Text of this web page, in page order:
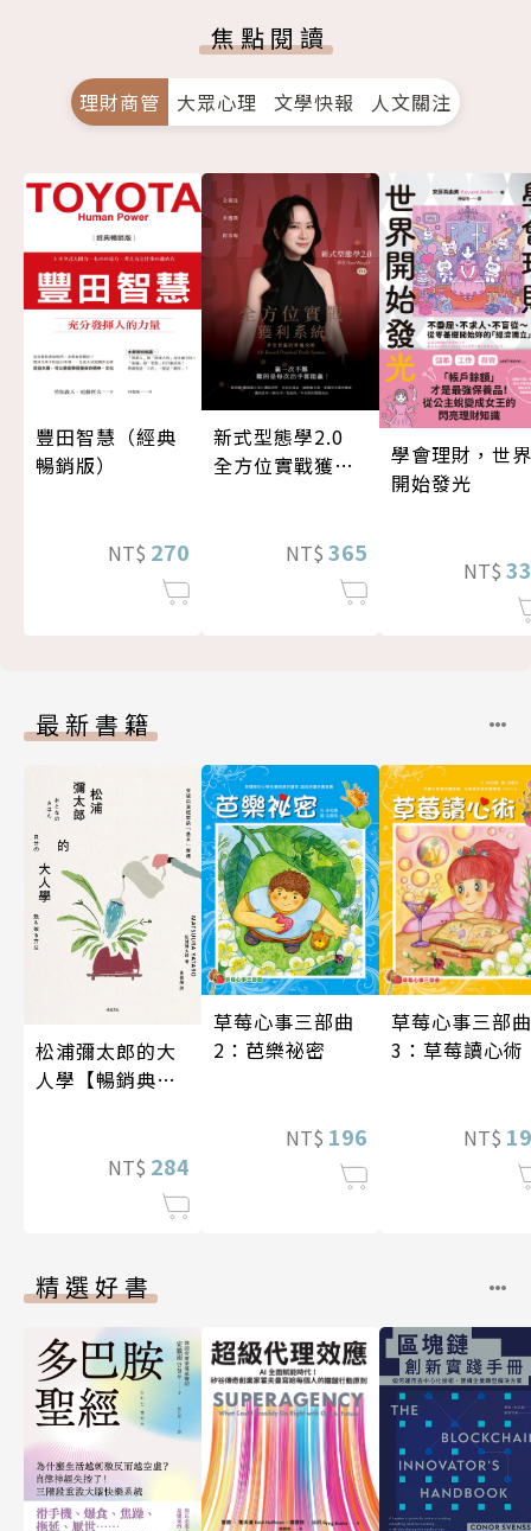
焦點閱讀
理財商管 大眾心理 文學快報 人文關注
豐田智慧（經典
暢銷版）
NT$ 270
新式型態學2.0
全方位實戰獲利
NT$ 365
學會理財，世界
開始發光
NT$
最新書籍
松浦彌太郎的大
人學【暢銷典藏
NT$ 284
草莓心事三部曲
2：芭樂祕密
NT$ 196
草莓心事三部曲
3：草莓讀心術
NT$
精選好書